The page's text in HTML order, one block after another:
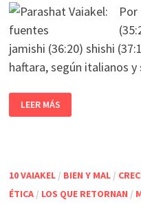
Por
jamishi (36:20) shishi
haftara, según italianos
LEER MÁS
10 VAIAKEL/ BIEN Y MAL/
ÉTICA/ LOS QUE RETORNAN /